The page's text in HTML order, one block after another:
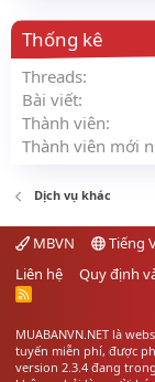
Thống kê
Threads
Bài viết
Thành viên
Thành viên mới
Dịch vụ khác
MBVN
Tiếng
Liên hệ
Quy định
R
MUABANVN.NET là
tuyến miễn phí, được
version 2.3.4 đang